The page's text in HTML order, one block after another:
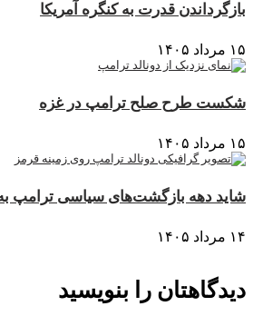
بازگرداندن قدرت به کنگره آمریکا
۱۵ مرداد ۱۴۰۵
شکست طرح صلح ترامپ در غزه
۱۵ مرداد ۱۴۰۵
شاید دهه بازگشت‌های سیاسی ترامپ به
۱۴ مرداد ۱۴۰۵
دیدگاهتان را بنویسید